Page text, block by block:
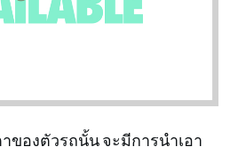
ของตัวรถนั้น จะมีการนำเอา